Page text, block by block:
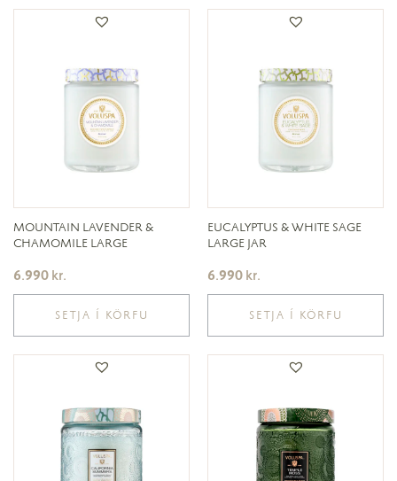
MOUNTAIN LAVENDER &
CHAMOMILE LARGE
6.990 kr.
SETJA Í KÖRFU
EUCALYPTUS & WHITE SAGE
LARGE JAR
6.990 kr.
SETJA Í KÖRFU